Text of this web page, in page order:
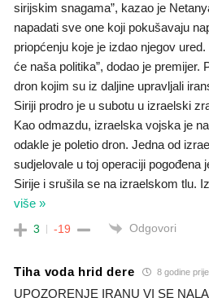
sirijskim snagama”, kazao je
napadati sve one koji pokušavaju
priopćenju koje je izdao njegov
će naša politika”, dodao je premijer.
dron kojim su iz daljine upravljali
Siriji prodro je u subotu u izraelski
Kao odmazdu, izraelska vojska je
odakle je poletio dron. Jedna od
sudjelovale u toj operaciji pogođena
Sirije i srušila se na izraelskom tlu.
više »
3 -19 Odgovori
Tiha voda hrid dere 8 godine prije
UPOZORENJE IRANU VI SE